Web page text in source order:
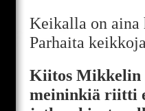
Keikalla on aina
Parhaita
Kiitos Mikkelin
meininkiä riitti